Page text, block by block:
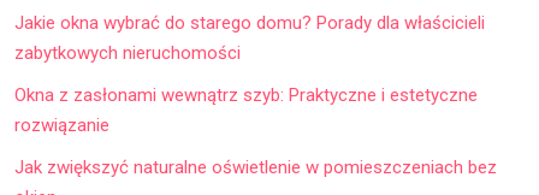
Jakie okna wybrać do starego domu? Porady dla właścicieli
zabytkowych nieruchomości
Okna z zasłonami wewnątrz szyb: Praktyczne i estetyczne
rozwiązanie
Jak zwiększyć naturalne oświetlenie w pomieszczeniach bez